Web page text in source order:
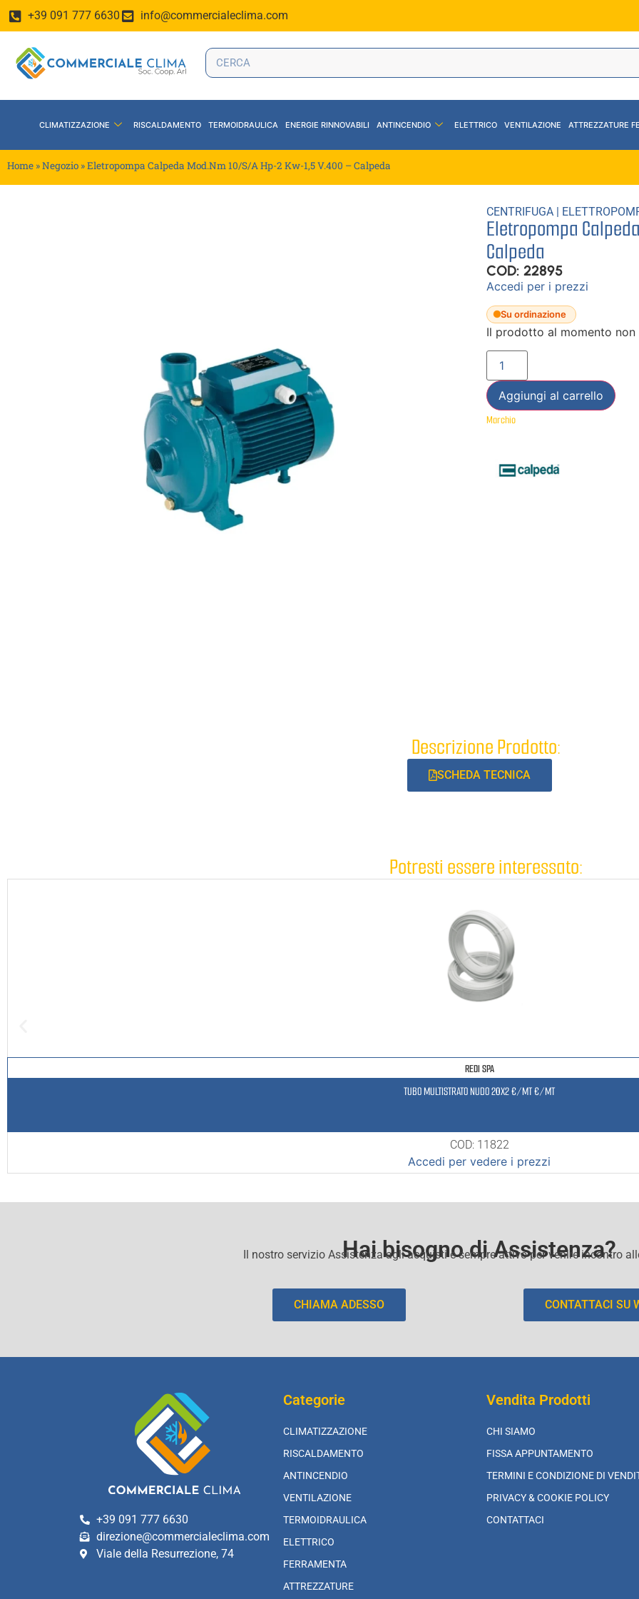
+39 091 777 6630 info@commercialeclima.com
CLIMATIZZAZIONE RISCALDAMENTO TERMOIDRAULICA ENERGIE RINNOVABILI ANTINCENDIO ELETTRICO VENTILAZIONE ATTREZZATURE
Home »Negozio »Eletropompa Calpeda Mod.Nm 10/S/A Hp-2 Kw-1,5 V.400 – Calpeda
CENTRIFUGA |
Eletropompa
Calpeda
COD: 22895
Accedi per i prezzi
Su ordinazione
Il prodotto al momento
Aggiungi al carrello
Marchio
Descrizione Prodotto:
SCHEDA TECNICA
Potresti essere interessato:
REDI SPA
TUBO MULTISTRATO NUDO 20X2 €/MT €/MT
COD: 11822
Accedi per vedere i prezzi
Hai bisogno di Assistenza?
Il nostro servizio Assistenza agli acquisti e sempre attivo per venire incontro
CHIAMA ADESSO CONTATTACI SU
+39 091 777 6630
direzione@commercialeclima.com
Viale della Resurrezione, 74
Categorie
CLIMATIZZAZIONE
RISCALDAMENTO
ANTINCENDIO
VENTILAZIONE
TERMOIDRAULICA
ELETTRICO
FERRAMENTA
ATTREZZATURE
Vendita Prodotti
CHI SIAMO
FISSA APPUNTAMENTO
TERMINI E CONDIZIONE DI
PRIVACY & COOKIE POLICY
CONTATTACI